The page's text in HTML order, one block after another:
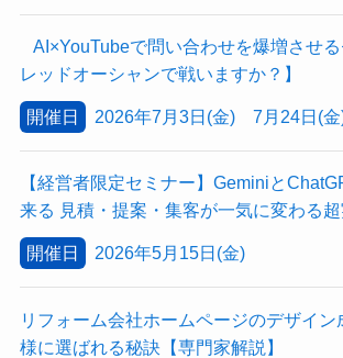
AI×YouTubeで問い合わせを爆増させ
レッドオーシャンで戦いますか？】
開催日 2026年7月3日(金) 7月24日(
【経営者限定セミナー】Geminiと
来る 見積・提案・集客が一気に変わる
開催日 2026年5月15日(金)
リフォーム会社ホームページのデザイン
様に選ばれる秘訣【専門家解説】